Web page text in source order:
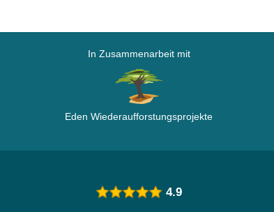
In Zusammenarbeit mit
Eden Wiederaufforstungsprojekte
4.9